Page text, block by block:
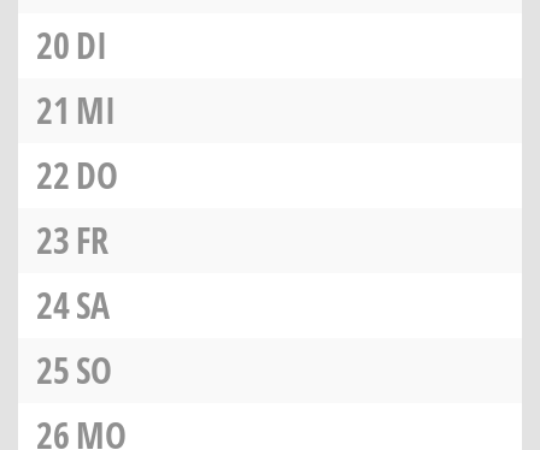
20DI
21 MI
22DO
23FR
24SA
25SO
26MO